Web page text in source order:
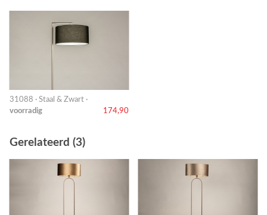
31088 · Staal & Zwart ·
voorradig
174,90
Gerelateerd (3)